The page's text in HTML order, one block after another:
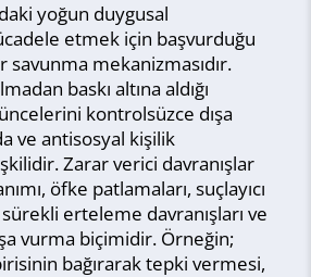
yoğun duygusal
etmek için başvurduğu
mekanizmasıdır.
baskı altına aldığı
kontrolsüzce dışa
ve antisosyal kişilik
Zarar verici davranışlar
öfke patlamaları, suçlayıcı
erteleme davranışları ve
vurma biçimidir. Örneğin;
bağırarak tepki vermesi,